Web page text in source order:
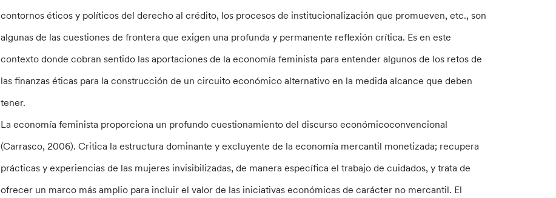
contornos éticos y políticos del derecho al crédito, los procesos de institucionalización que promueven, etc., son
algunas de las cuestiones de frontera que exigen una profunda y permanente reflexión crítica. Es en este
contexto donde cobran sentido las aportaciones de la economía feminista para entender algunos de los retos de
las finanzas éticas para la construcción de un circuito económico alternativo en la medida alcance que deben
tener.
La economía feminista proporciona un profundo cuestionamiento del discurso económicoconvencional
(Carrasco, 2006). Critica la estructura dominante y excluyente de la economía mercantil monetizada; recupera
prácticas y experiencias de las mujeres invisibilizadas, de manera específica el trabajo de cuidados, y trata de
ofrecer un marco más amplio para incluir el valor de las iniciativas económicas de carácter no mercantil. El